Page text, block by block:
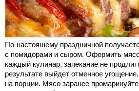
По-настоящему праздничной
с помидорами и сыром. Оформить
каждый кулинар, запекание не
результате выйдет отменное
на порции. Мясо заранее